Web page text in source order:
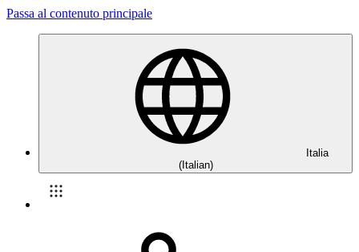
Passa al contenuto principale
Italia
(Italian)